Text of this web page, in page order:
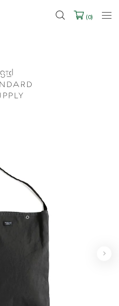
セル受注会スケジュール
(0)